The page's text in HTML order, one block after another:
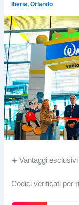
Iberia,Orlando
✈️ Vantaggi
Codici verificati per